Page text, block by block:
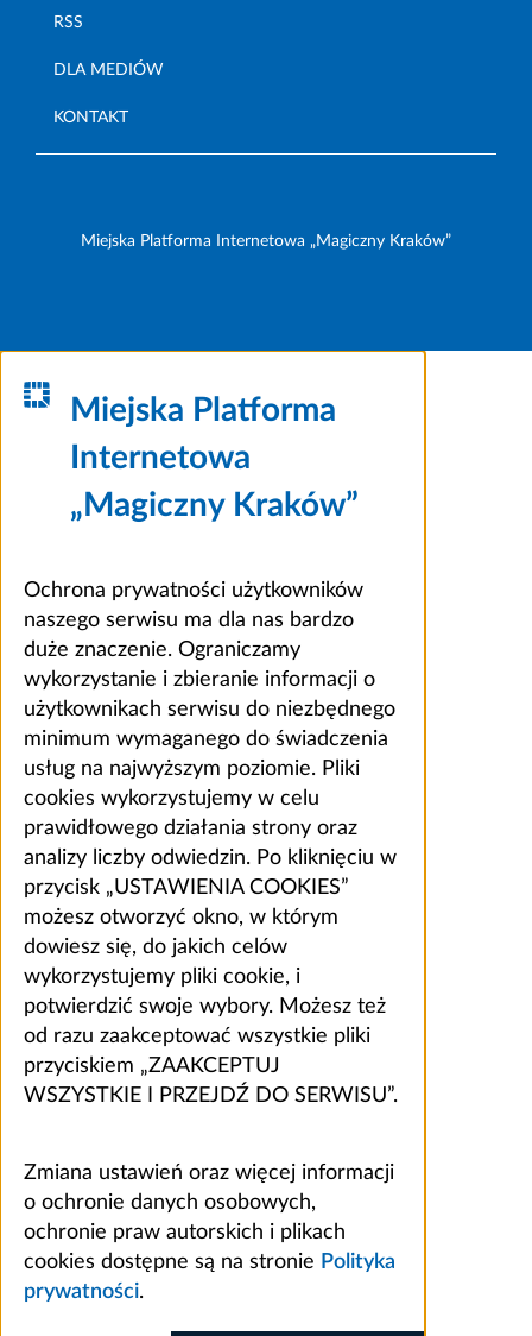
RSS
DLA MEDIÓW
KONTAKT
Miejska Platforma Internetowa „Magiczny Kraków”
Miejska Platforma
Internetowa
„Magiczny Kraków”
Ochrona prywatności użytkowników
naszego serwisu ma dla nas bardzo
duże znaczenie. Ograniczamy
wykorzystanie i zbieranie informacji o
użytkownikach serwisu do niezbędnego
minimum wymaganego do świadczenia
usług na najwyższym poziomie. Pliki
cookies wykorzystujemy w celu
prawidłowego działania strony oraz
analizy liczby odwiedzin. Po kliknięciu w
przycisk „USTAWIENIA COOKIES”
możesz otworzyć okno, w którym
dowiesz się, do jakich celów
wykorzystujemy pliki cookie, i
potwierdzić swoje wybory. Możesz też
od razu zaakceptować wszystkie pliki
przyciskiem „ZAAKCEPTUJ
WSZYSTKIE I PRZEJDŹ DO SERWISU”.
Zmiana ustawień oraz więcej informacji
o ochronie danych osobowych,
ochronie praw autorskich i plikach
cookies dostępne są na stronie Polityka
prywatności.